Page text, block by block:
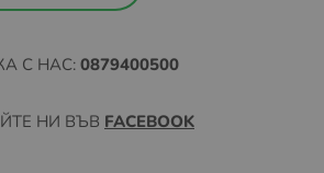
С НАС: 0879400500
НИ ВЪВ FACEBOOK